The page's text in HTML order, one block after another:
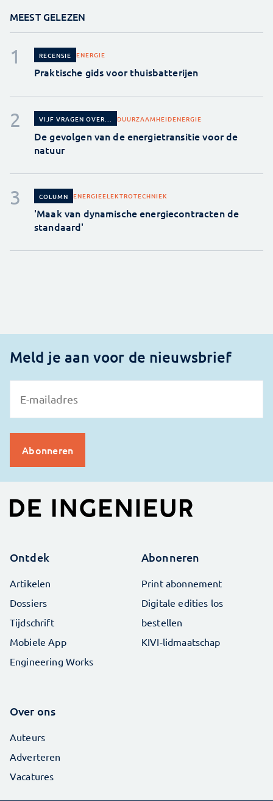
MEEST GELEZEN
RECENSIE ENERGIE
Praktische gids voor thuisbatterijen
VIJF VRAGEN OVER... DUURZAAMHEIDENERGIE
De gevolgen van de energietransitie voor de
natuur
COLUMN ENERGIEELEKTROTECHNIEK
'Maak van dynamische energiecontracten de
standaard'
Meld je aan voor de nieuwsbrief
Ontdek
Artikelen
Dossiers
Tijdschrift
Mobiele App
Engineering Works
Abonneren
Print abonnement
Digitale edities los
bestellen
KIVI-lidmaatschap
Over ons
Auteurs
Adverteren
Vacatures